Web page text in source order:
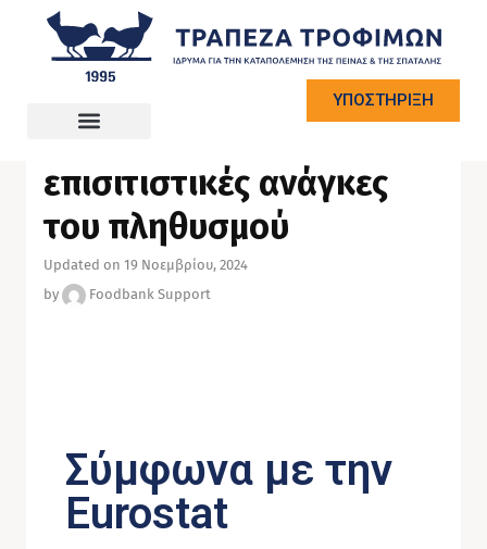
ΥΠΟΣΤΗΡΙΞΗ
Ετήσια έρευνα για τις
επισιτιστικές ανάγκες
του πληθυσμού
Updated on 19 Νοεμβρίου, 2024
by
Foodbank Support
Σύμφωνα με την
Eurostat